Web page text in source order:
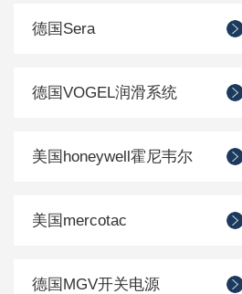
德国Sera
德国VOGEL润滑系统
美国honeywell霍尼韦尔
美国mercotac
德国MGV开关电源